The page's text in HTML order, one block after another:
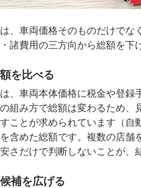
、車両価格そのものだけでな
諸費用の三方向から総額を下
を比べる
、車両本体価格に税金や登
組み方で総額は変わるため
ことが求められています（
含めた総額です。複数の店
さだけで判断しないことが、
補を広げる